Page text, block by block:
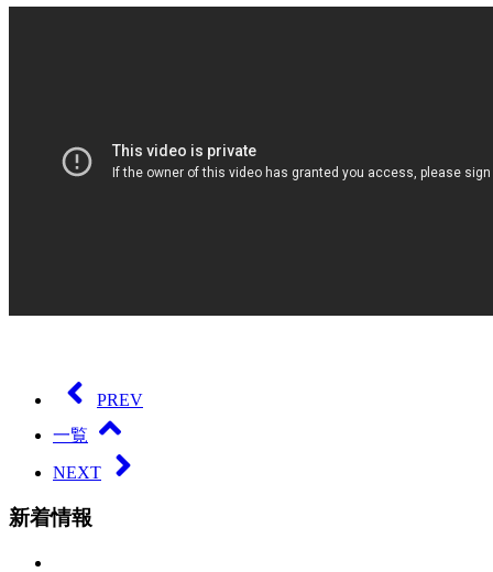
PREV
一覧
NEXT
新着情報